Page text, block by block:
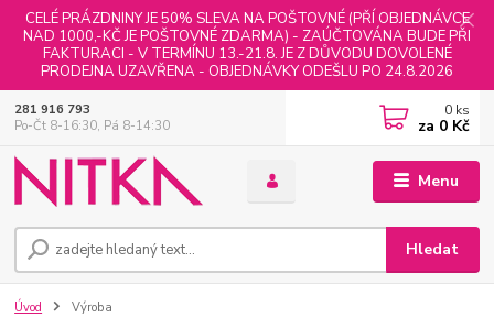
CELÉ PRÁZDNINY JE 50% SLEVA NA POŠTOVNÉ (PŘÍ OBJEDNÁVCE
NAD 1000,-KČ JE POŠTOVNÉ ZDARMA) - ZAÚČTOVÁNA BUDE PŘI
FAKTURACI - V TERMÍNU 13.-21.8. JE Z DŮVODU DOVOLENÉ
PRODEJNA UZAVŘENA - OBJEDNÁVKY ODEŠLU PO 24.8.2026
Menu
Hledat
281 916 793
Po-Čt 8-16:30, Pá 8-14:30
0 ks
za 0 Kč
Úvod Výroba